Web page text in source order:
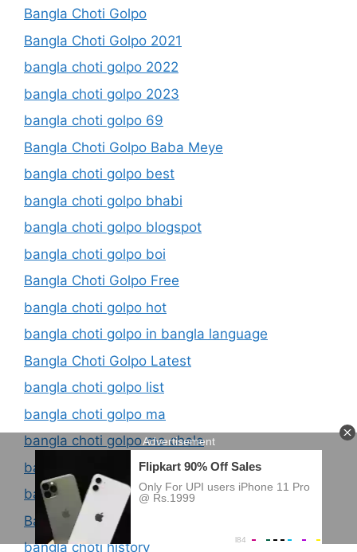
Bangla Choti Golpo
Bangla Choti Golpo 2021
bangla choti golpo 2022
bangla choti golpo 2023
bangla choti golpo 69
Bangla Choti Golpo Baba Meye
bangla choti golpo best
bangla choti golpo bhabi
bangla choti golpo blogspot
bangla choti golpo boi
Bangla Choti Golpo Free
bangla choti golpo hot
bangla choti golpo in bangla language
Bangla Choti Golpo Latest
bangla choti golpo list
bangla choti golpo ma
bangla choti golpo ma chele
bangla choti golpo new
bangla choti golpo site
Bangla Choti Golpo Vabi
bangla choti history